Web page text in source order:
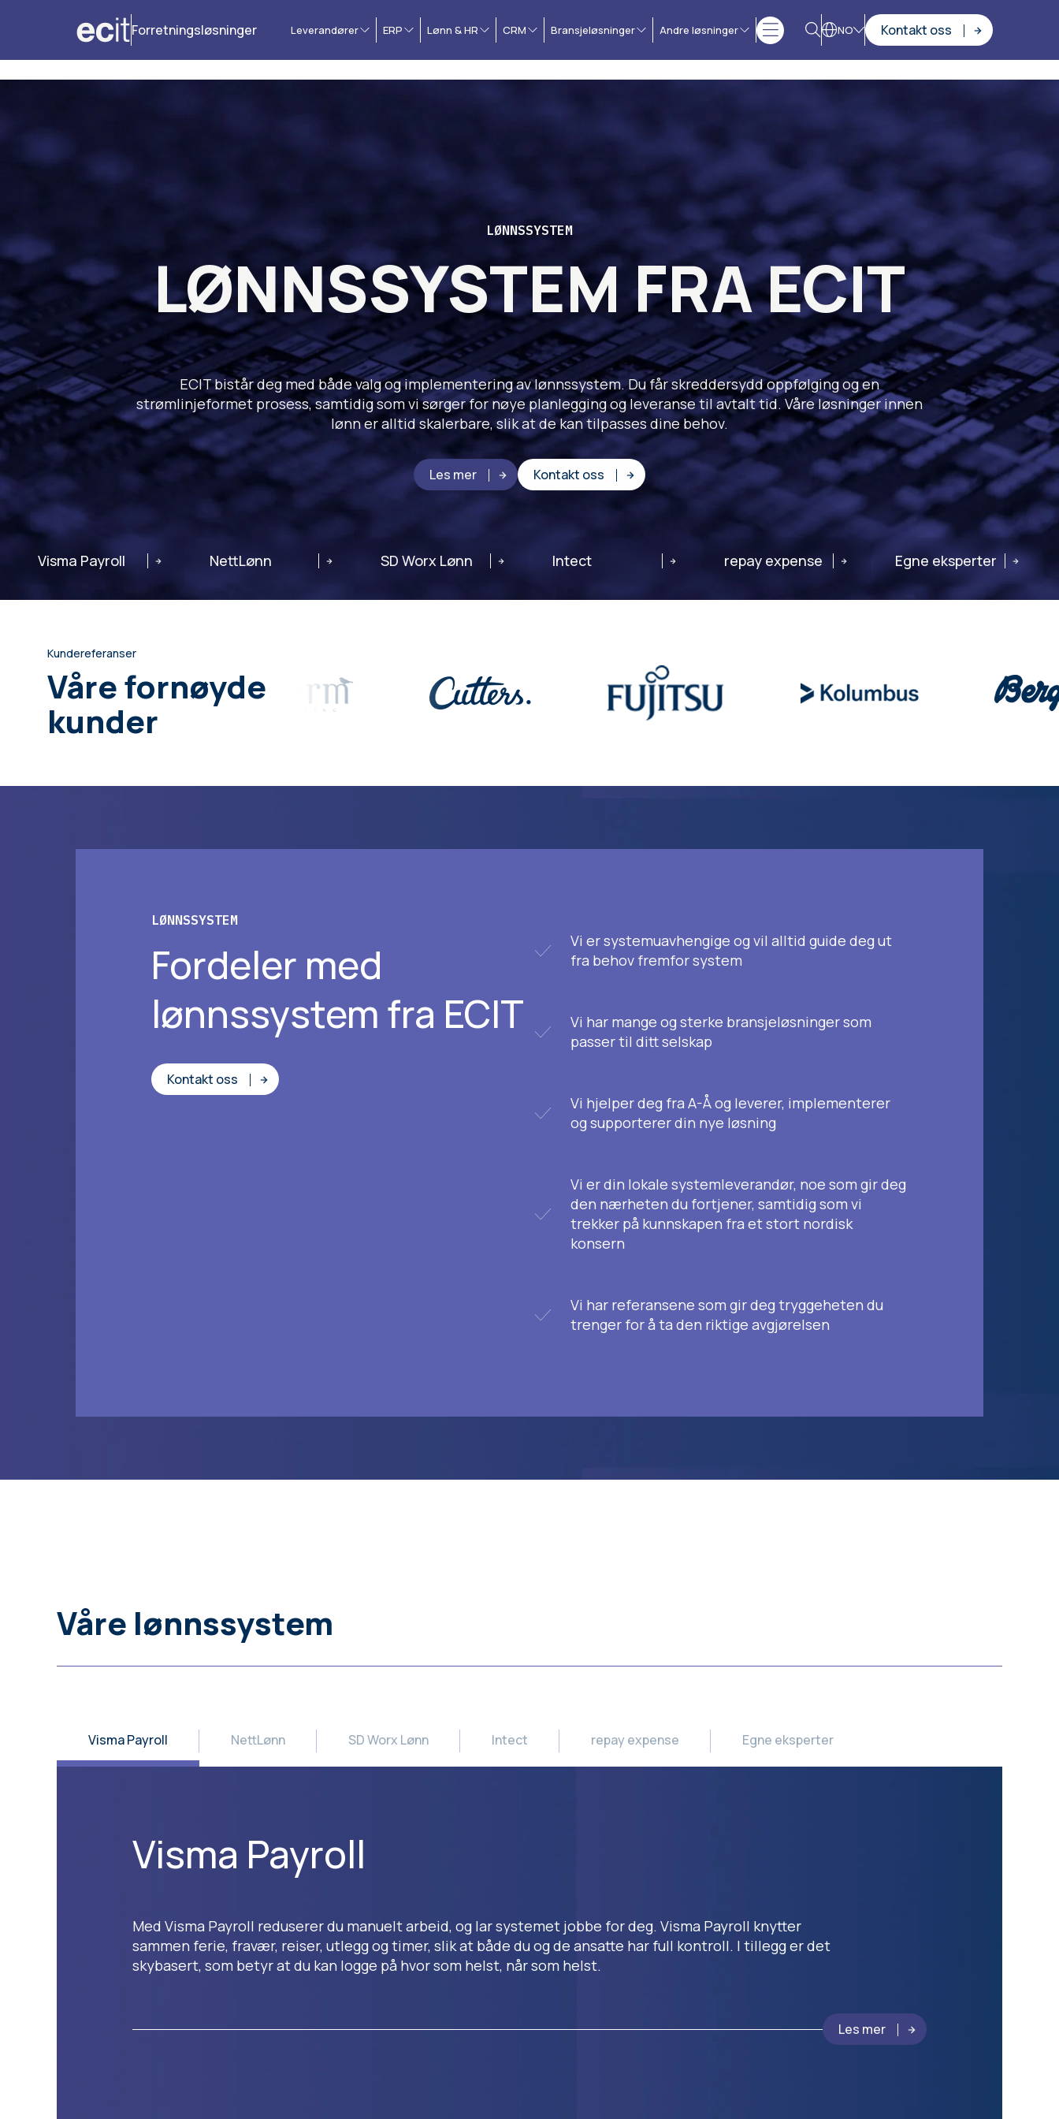
Forretningsløsninger Leverandører ERP Lønn & HR CRM Bransjeløsninger Andre løsninger NO Kontakt oss
LØNNSSYSTEM
LØNNSSYSTEM FRA ECIT
ECIT bistår deg med både valg og implementering av lønnssystem. Du får skreddersydd oppfølging og en
strømlinjeformet prosess, samtidig som vi sørger for nøye planlegging og leveranse til avtalt tid. Våre løsninger innen
lønn er alltid skalerbare, slik at de kan tilpasses dine behov.
Les mer Kontakt oss
Visma Payroll NettLønn SD Worx Lønn Intect repay expense Egne eksperter
Kundereferanser
Våre fornøyde
kunder
LØNNSSYSTEM
Fordeler med
lønnssystem fra ECIT
Kontakt oss
Vi er systemuavhengige og vil alltid guide deg ut
fra behov fremfor system
Vi har mange og sterke bransjeløsninger som
passer til ditt selskap
Vi hjelper deg fra A-Å og leverer, implementerer
og supporterer din nye løsning
Vi er din lokale systemleverandør, noe som gir deg
den nærheten du fortjener, samtidig som vi
trekker på kunnskapen fra et stort nordisk
konsern
Vi har referansene som gir deg tryggeheten du
trenger for å ta den riktige avgjørelsen
Våre lønnssystem
Visma Payroll
Visma Payroll
Med Visma Payroll reduserer du manuelt arbeid, og lar systemet jobbe for deg. Visma Payroll knytter
sammen ferie, fravær, reiser, utlegg og timer, slik at både du og de ansatte har full kontroll. I tillegg er det
skybasert, som betyr at du kan logge på hvor som helst, når som helst.
Les mer
NettLønn SD Worx Lønn Intect repay expense Egne eksperter